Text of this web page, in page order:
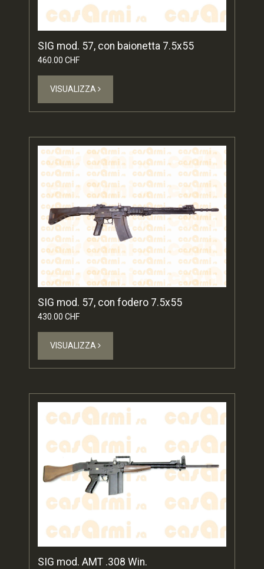
SIG mod. 57, con baionetta 7.5x55
460.00 CHF
VISUALIZZA
SIG mod. 57, con fodero 7.5x55
430.00 CHF
VISUALIZZA
SIG mod. AMT .308 Win.